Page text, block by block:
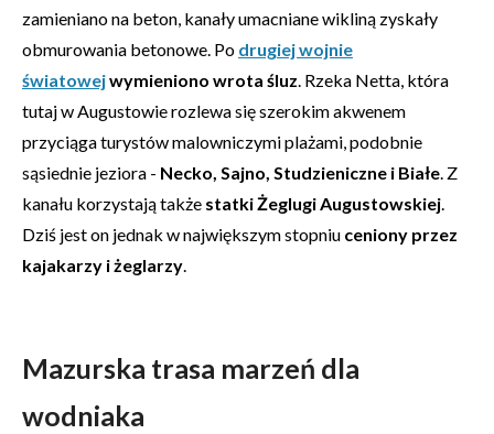
zamieniano na beton, kanały umacniane wikliną zyskały
obmurowania betonowe. Po drugiej wojnie
światowejwymieniono wrota śluz. Rzeka Netta, która
tutaj w Augustowie rozlewa się szerokim akwenem
przyciąga turystów malowniczymi plażami, podobnie
sąsiednie jeziora - Necko, Sajno, Studzieniczne i Białe. Z
kanału korzystają także statki Żeglugi Augustowskiej.
Dziś jest on jednak w największym stopniu ceniony przez
kajakarzy i żeglarzy.
Mazurska trasa marzeń dla
wodniaka